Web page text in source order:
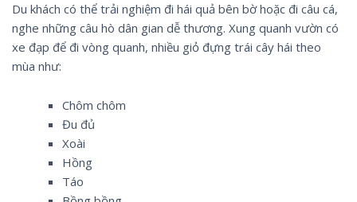
Du khách có thể trải nghiệm đi hái quả bên bờ hoặc đi câu cá,
nghe những câu hò dân gian dễ thương. Xung quanh vườn có
xe đạp để đi vòng quanh, nhiều giỏ đựng trái cây hái theo
mùa như:
Chôm chôm
Đu đủ
Xoài
Hồng
Táo